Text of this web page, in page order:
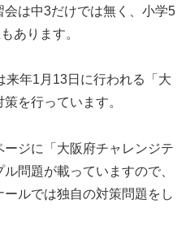
は中3だけでは無く、小学5
あります。
来年1月13日に行われる「大
を行っています。
ジに「大阪府チャレンジテ
問題が載っていますので、
ルでは独自の対策問題をし